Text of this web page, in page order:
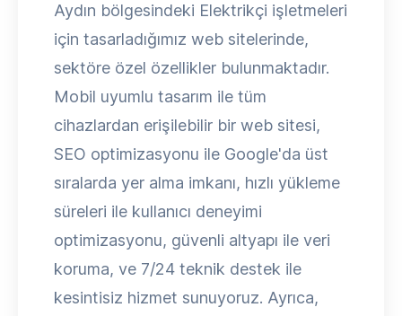
Aydın bölgesindeki Elektrikçi işletmeleri
için tasarladığımız web sitelerinde,
sektöre özel özellikler bulunmaktadır.
Mobil uyumlu tasarım ile tüm
cihazlardan erişilebilir bir web sitesi,
SEO optimizasyonu ile Google'da üst
sıralarda yer alma imkanı, hızlı yükleme
süreleri ile kullanıcı deneyimi
optimizasyonu, güvenli altyapı ile veri
koruma, ve 7/24 teknik destek ile
kesintisiz hizmet sunuyoruz. Ayrıca,